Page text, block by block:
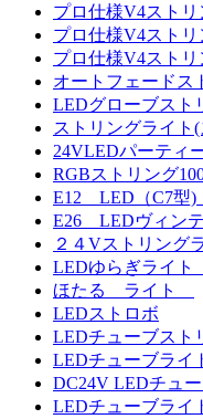
プロ仕様V4スト
プロ仕様V4スト
プロ仕様V4スト
オートフェード
LEDグローブスト
ストリングライト
24VLEDパーティ
RGBストリング
E12 LED（C7型
E26 LEDヴィン
２４Vストリング
LEDゆらぎライト
ほたる ライト
LEDストロボ
LEDチューブスト
LEDチューブライ
DC24V LEDチュ
LEDチューブライ